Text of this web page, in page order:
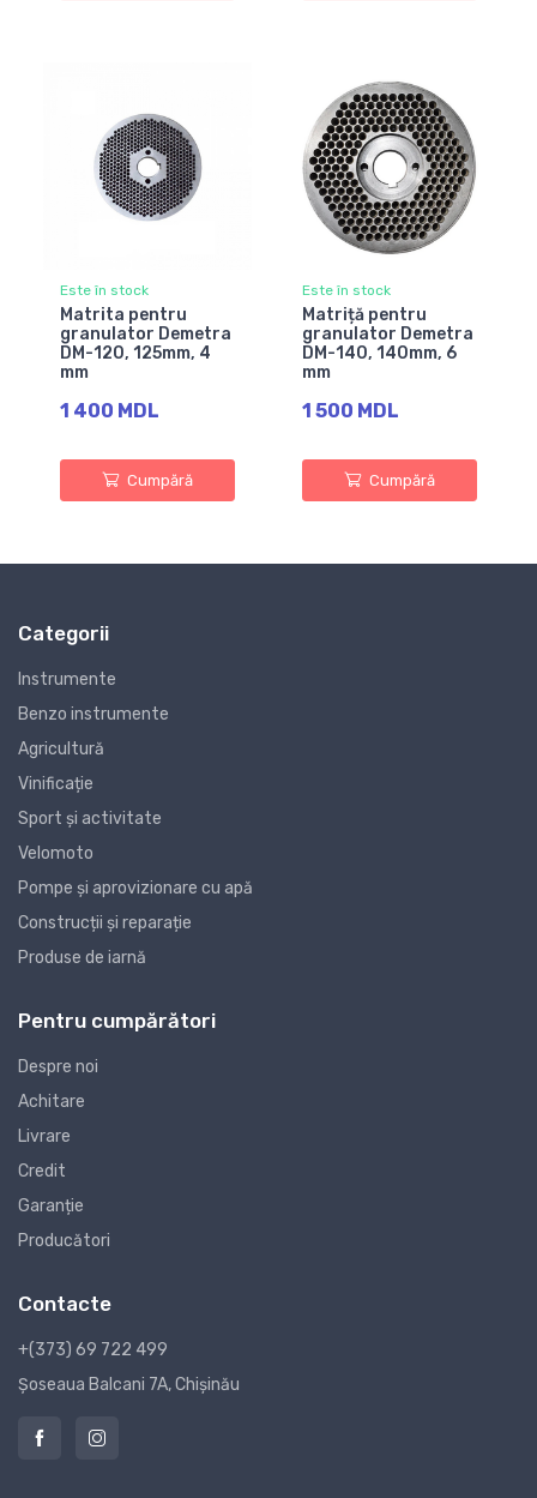
Este în stock
Matrita pentru
granulator Demetra
DM-120, 125mm, 4
mm
1 400 MDL
Cumpără
Este în stock
Matriță pentru
granulator Demetra
DM-140, 140mm, 6
mm
1 500 MDL
Cumpără
Categorii
Instrumente
Benzo instrumente
Agricultură
Vinificație
Sport și activitate
Velomoto
Pompe și aprovizionare cu apă
Construcții și reparație
Produse de iarnă
Pentru cumpărători
Despre noi
Achitare
Livrare
Credit
Garanție
Producători
Contacte
+(373) 69 722 499
Șoseaua Balcani 7A, Chișinău